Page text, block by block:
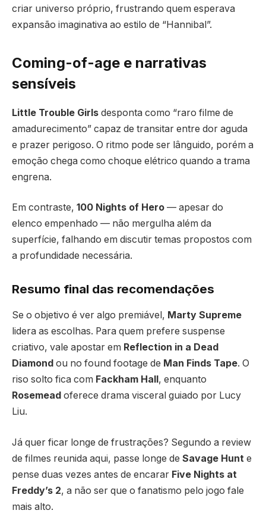
criar universo próprio, frustrando quem esperava
expansão imaginativa ao estilo de “Hannibal”.
Coming-of-age e narrativas
sensíveis
Little Trouble Girls desponta como “raro filme de
amadurecimento” capaz de transitar entre dor aguda
e prazer perigoso. O ritmo pode ser lânguido, porém a
emoção chega como choque elétrico quando a trama
engrena.
Em contraste, 100 Nights of Hero — apesar do
elenco empenhado — não mergulha além da
superfície, falhando em discutir temas propostos com
a profundidade necessária.
Resumo final das recomendações
Se o objetivo é ver algo premiável, Marty Supreme
lidera as escolhas. Para quem prefere suspense
criativo, vale apostar em Reflection in a Dead
Diamond ou no found footage de Man Finds Tape. O
riso solto fica com Fackham Hall, enquanto
Rosemead oferece drama visceral guiado por Lucy
Liu.
Já quer ficar longe de frustrações? Segundo a review
de filmes reunida aqui, passe longe de Savage Hunt e
pense duas vezes antes de encarar Five Nights at
Freddy’s 2, a não ser que o fanatismo pelo jogo fale
mais alto.